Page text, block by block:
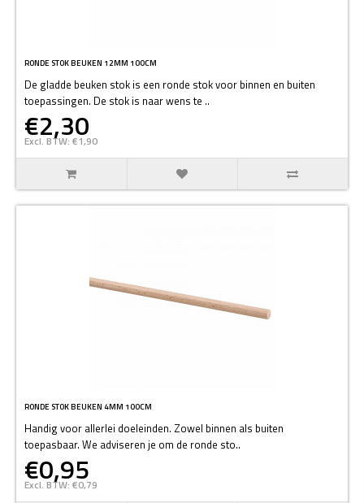
RONDE STOK BEUKEN 12MM 100CM
De gladde beuken stok is een ronde stok voor binnen en buiten
toepassingen. De stok is naar wens te ..
€2,30
Excl. BTW: €1,90
RONDE STOK BEUKEN 4MM 100CM
Handig voor allerlei doeleinden. Zowel binnen als buiten
toepasbaar. We adviseren je om de ronde sto..
€0,95
Excl. BTW: €0,79